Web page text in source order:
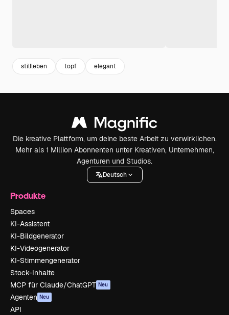
stillleben topf elegant
Die kreative Plattform, um deine beste Arbeit zu verwirklichen.
Mehr als 1 Million Abonnenten unter Kreativen, Unternehmen,
Agenturen und Studios.
Deutsch
Produkte
Spaces
KI-Assistent
KI-Bildgenerator
KI-Videogenerator
KI-Stimmengenerator
Stock-Inhalte
MCP für Claude/ChatGPT Neu
Agenten Neu
API